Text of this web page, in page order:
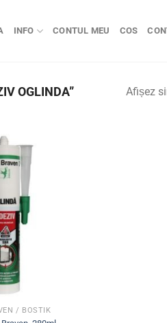
INFO CONTUL MEU COS
OGLINDA” Afișez
/ BOSTIK